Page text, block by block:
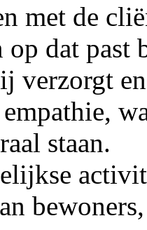
met de
op dat past
verzorgt
empathie,
staan.